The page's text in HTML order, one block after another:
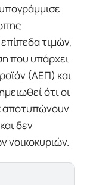
τιμών,
που υπάρχει
(ΑΕΠ) και
ότι οι
αποτυπώνουν
δεν
νοικοκυριών.